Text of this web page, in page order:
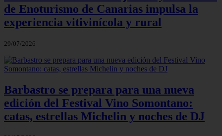
de Enoturismo de Canarias impulsa la
experiencia vitivinícola y rural
29/07/2026
Barbastro se prepara para una nueva
edición del Festival Vino Somontano:
catas, estrellas Michelin y noches de DJ